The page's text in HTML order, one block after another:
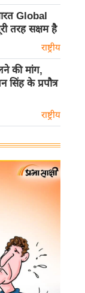
Global
तरह सक्षम है
राष्ट्रीय
की मांग,
के प्रपौत्र
राष्ट्रीय